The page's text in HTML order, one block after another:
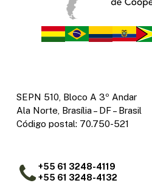
SEPN 510, Bloco A 3º Andar
Ala Norte, Brasília – DF – Brasil
Código postal: 70.750-521
+55 61 3248-4119
+55 61 3248-4132